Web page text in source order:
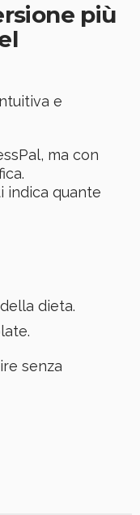
più
e
ma con
indica quante
dieta.
senza